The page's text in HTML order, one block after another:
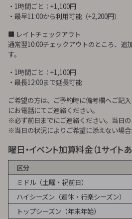
・1時間ごと：+1,100円
・最早11:00から利用可能（+2,200円）
■ レイトチェックアウト
通常翌10:00チェックアウトのところ、追
す。
・1時間ごと：+1,100円
・最長12:00まで延長可能
ご希望の方は、ご予約時に備考欄へご記
にお電話にてご連絡ください。
※必ず前日までにご連絡ください。当日の
※当日の状況によりご希望に添えない場合
曜日・イベント加算料金（1サイトあ
区分
ミドル（土曜・祝前日）
ハイシーズン（連休・行楽シーズン）
トップシーズン（年末年始）